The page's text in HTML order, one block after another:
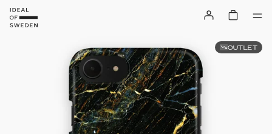
OUTLET